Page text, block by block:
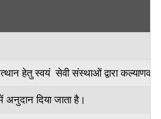
हेतु स्वयं सेवी संस्थाओं द्वारा
दिया जाता है।